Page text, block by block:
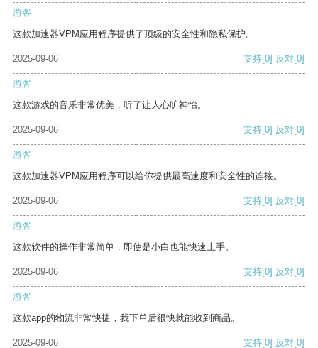
游客
这款加速器VPM应用程序提供了顶级的安全性和隐私保护。
2025-09-06 支持[0] 反对[0]
游客
这款游戏的音乐非常优美，听了让人心旷神怡。
2025-09-06 支持[0] 反对[0]
游客
这款加速器VPM应用程序可以给你提供最高速度和安全性的连接。
2025-09-06 支持[0] 反对[0]
游客
这款软件的操作非常简单，即使是小白也能快速上手。
2025-09-06 支持[0] 反对[0]
游客
这款app的物流非常快捷，我下单后很快就能收到商品。
2025-09-06 支持[0] 反对[0]